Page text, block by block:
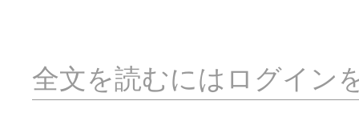
全文を読むにはログイン